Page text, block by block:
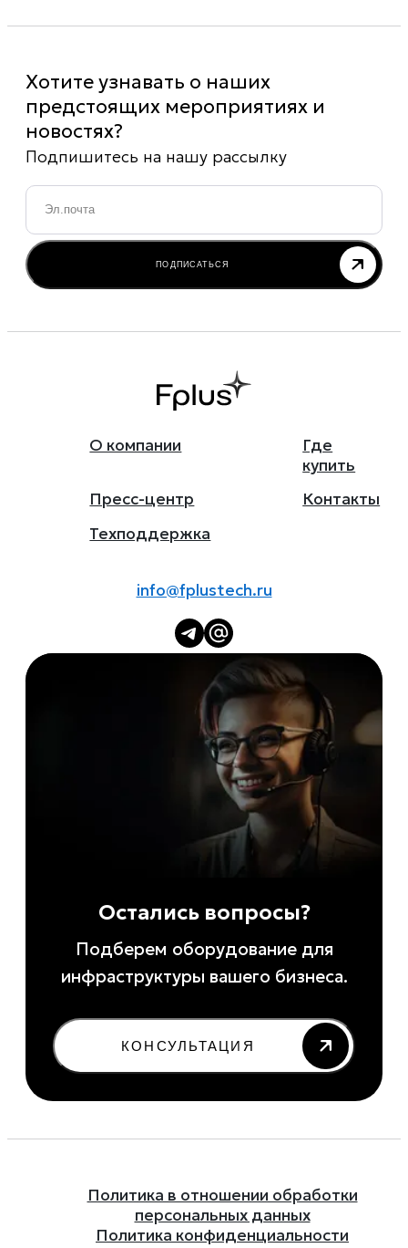
Хотите узнавать о наших
предстоящих мероприятиях и
новостях?
Подпишитесь на нашу рассылку
Email
ПОДПИСАТЬСЯ
О компании
Где
купить
Пресс-центр
Контакты
Техподдержка
info@fplustech.ru
Остались вопросы?
Подберем оборудование для
инфраструктуры вашего бизнеса.
КОНСУЛЬТАЦИЯ
Политика в отношении обработки
персональных данных
Политика конфиденциальности